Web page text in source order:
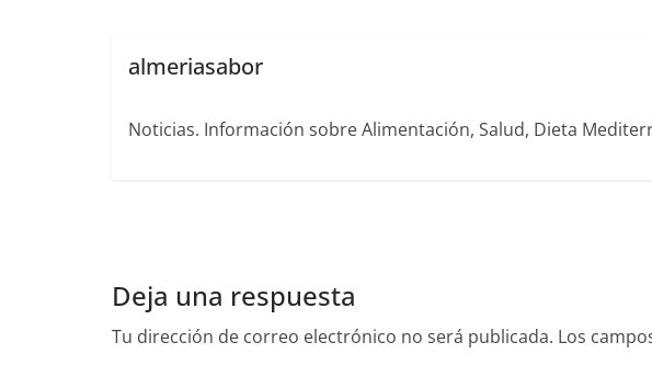
almeriasabor
Noticias. Información sobre Alimentación, Salud, Dieta
Deja una respuesta
Tu dirección de correo electrónico no será publicada. Los